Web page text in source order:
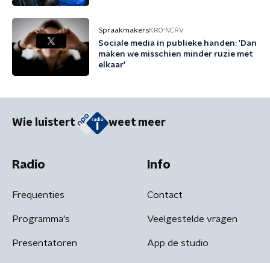
SpraakmakersKRO-NCRV
Sociale media in publieke handen: 'Dan
maken we misschien minder ruzie met
elkaar'
Wie luistert weet meer
Radio
Frequenties
Programma's
Presentatoren
Info
Contact
Veelgestelde vragen
App de studio